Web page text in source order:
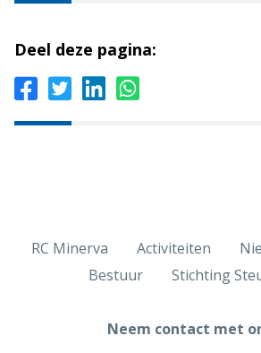
Deel deze pagina:
RC Minerva Activiteiten
Bestuur
Stichting
Neem contact met